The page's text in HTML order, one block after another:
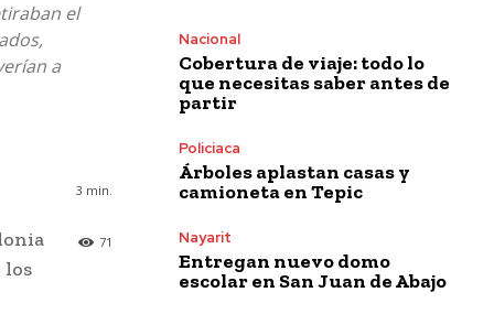
el
a
3 min.
71
los
Nacional
Cobertura de viaje: todo lo
que necesitas saber antes de
partir
Policiaca
Árboles aplastan casas y
camioneta en Tepic
Nayarit
Entregan nuevo domo
escolar en San Juan de Abajo